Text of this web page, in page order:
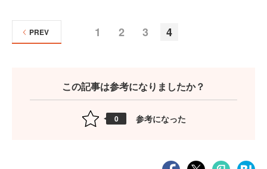
1 2 3 4
PREV
この記事は参考になりましたか？
0 参考になった